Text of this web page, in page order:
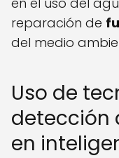
reparación de
del medio
Uso de
detección
en